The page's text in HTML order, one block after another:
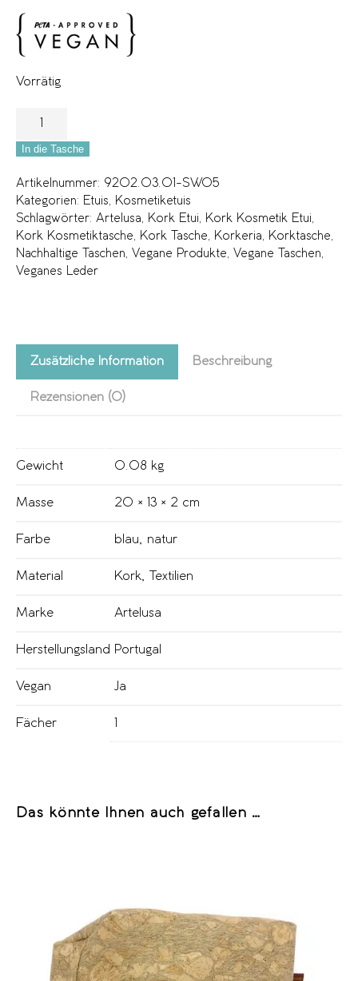
Vorrätig
In die Tasche
Artikelnummer: 9202.03.01-SW05
Kategorien: Etuis, Kosmetiketuis
Schlagwörter: Artelusa, Kork Etui, Kork Kosmetik Etui,
Kork Kosmetiktasche, Kork Tasche, Korkeria, Korktasche,
Nachhaltige Taschen, Vegane Produkte, Vegane Taschen,
Veganes Leder
Zusätzliche Information Beschreibung
Rezensionen (0)
Gewicht 0.08 kg
Masse 20 × 13 × 2 cm
Farbe blau, natur
Material Kork, Textilien
Marke Artelusa
Herstellungsland Portugal
Vegan Ja
Fächer
Das könnte Ihnen auch gefallen …